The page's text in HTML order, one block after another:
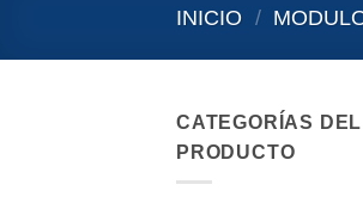
INICIO /
CATEGORÍAS DEL
PRODUCTO